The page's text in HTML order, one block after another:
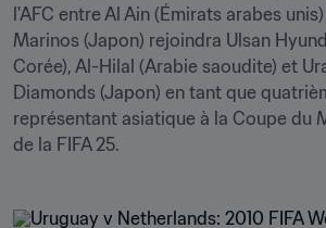
l'AFC entre Al Ain (Émirats arabes
Marinos (Japon) rejoindra Ulsan
Corée), Al-Hilal (Arabie saoudite) et
Diamonds (Japon) en tant que
représentant asiatique à la Coupe du
de la FIFA 25.